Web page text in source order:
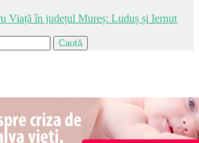
Viață în județul Mureș: Luduș și Iernut
Caută